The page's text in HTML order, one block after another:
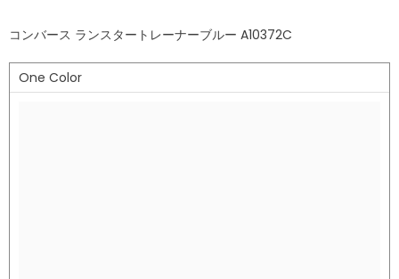
コンバース ランスタートレーナーブルー A10372C
One Color